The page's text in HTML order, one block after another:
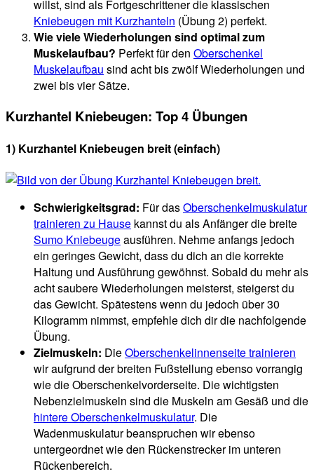
willst, sind als Fortgeschrittener die klassischen
Kniebeugen mit Kurzhanteln (Übung 2) perfekt.
Wie viele Wiederholungen sind optimal zum
Muskelaufbau? Perfekt für den Oberschenkel
Muskelaufbau sind acht bis zwölf Wiederholungen und
zwei bis vier Sätze.
Kurzhantel Kniebeugen: Top 4 Übungen
1) Kurzhantel Kniebeugen breit (einfach)
Schwierigkeitsgrad: Für dasOberschenkelmuskulatur
trainieren zu Hause kannst du als Anfänger die breite
Sumo Kniebeugeausführen. Nehme anfangs jedoch
ein geringes Gewicht, dass du dich an die korrekte
Haltung und Ausführung gewöhnst. Sobald du mehr als
acht saubere Wiederholungen meisterst, steigerst du
das Gewicht. Spätestens wenn du jedoch über 30
Kilogramm nimmst, empfehle dich dir die nachfolgende
Übung.
Zielmuskeln: DieOberschenkelinnenseite trainieren
wir aufgrund der breiten Fußstellung ebenso vorrangig
wie die Oberschenkelvorderseite. Die wichtigsten
Nebenzielmuskeln sind die Muskeln am Gesäß und die
hintere Oberschenkelmuskulatur. Die
Wadenmuskulatur beanspruchen wir ebenso
untergeordnet wie den Rückenstrecker im unteren
Rückenbereich.